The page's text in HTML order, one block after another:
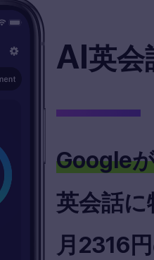
AI英会
Google
英会話に
月 2316